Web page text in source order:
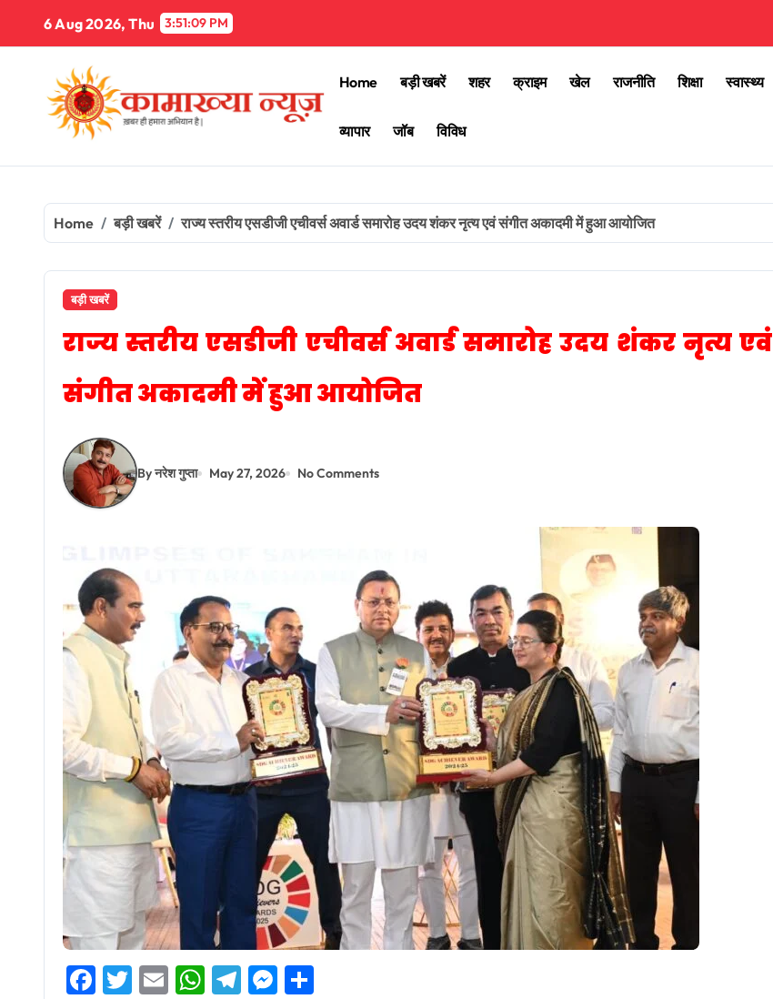
content
6 Aug 2026, Thu 3:51:11 PM
Home बड़ी खबरें शहर क्राइम खेल राजनीति शिक्षा स्वास्थ्य
व्यापार जॉब विविध
Home बड़ी खबरें राज्य स्तरीय एसडीजी एचीवर्स अवार्ड समारोह उदय शंकर नृत्य एवं संगीत अकादमी में हुआ आयोजित
बड़ी खबरें
राज्य स्तरीय एसडीजी एचीवर्स अवार्ड समारोह उदय शंकर नृत्य एवं
संगीत अकादमी में हुआ आयोजित
By नरेश गुप्ता May 27, 2026 No Comments
Facebook
Twitter
EmailWhatsApp
Telegram
Messenger